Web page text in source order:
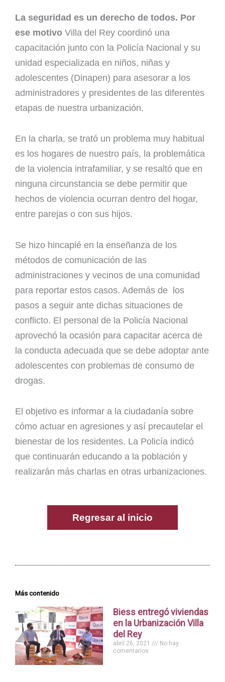
La seguridad es un derecho de todos. Por
ese motivo Villa del Rey coordinó una
capacitación junto con la Policía Nacional y su
unidad especializada en niños, niñas y
adolescentes (Dinapen) para asesorar a los
administradores y presidentes de las diferentes
etapas de nuestra urbanización.
En la charla, se trató un problema muy habitual
es los hogares de nuestro país, la problemática
de la violencia intrafamiliar, y se resaltó que en
ninguna circunstancia se debe permitir que
hechos de violencia ocurran dentro del hogar,
entre parejas o con sus hijos.
Se hizo hincapié en la enseñanza de los
métodos de comunicación de las
administraciones y vecinos de una comunidad
para reportar estos casos. Además de los
pasos a seguir ante dichas situaciones de
conflicto. El personal de la Policía Nacional
aprovechó la ocasión para capacitar acerca de
la conducta adecuada que se debe adoptar ante
adolescentes con problemas de consumo de
drogas.
El objetivo es informar a la ciudadanía sobre
cómo actuar en agresiones y así precautelar el
bienestar de los residentes. La Policía indicó
que continuarán educando a la población y
realizarán más charlas en otras urbanizaciones.
Regresar al inicio
Más contenido
Biess entregó viviendas
en la Urbanización Villa
del Rey
abril 26, 2021
No hay
comentarios